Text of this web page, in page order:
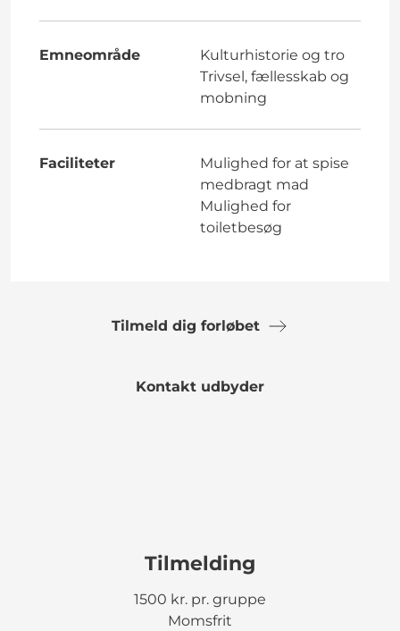
Emneområde
Kulturhistorie og tro
Trivsel, fællesskab og
mobning
Faciliteter
Mulighed for at spise
medbragt mad
Mulighed for
toiletbesøg
Tilmeld dig forløbet
Kontakt udbyder
Tilmelding
1500 kr. pr. gruppe
Momsfrit